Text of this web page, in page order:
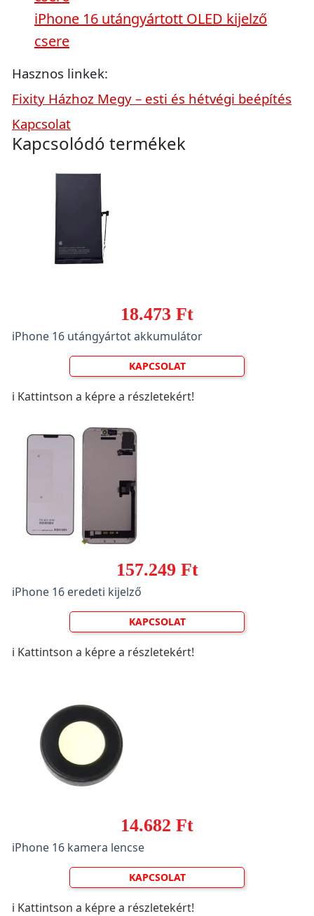
iPhone 16 utángyártott OLED kijelző
csere
Hasznos linkek:
Fixity Házhoz Megy – esti és hétvégi beépítés
Kapcsolat
Kapcsolódó termékek
18.473 Ft
iPhone 16 utángyártot akkumulátor
KAPCSOLAT
ℹ️ Kattintson a képre a részletekért!
157.249 Ft
iPhone 16 eredeti kijelző
KAPCSOLAT
ℹ️ Kattintson a képre a részletekért!
14.682 Ft
iPhone 16 kamera lencse
KAPCSOLAT
ℹ️ Kattintson a képre a részletekért!